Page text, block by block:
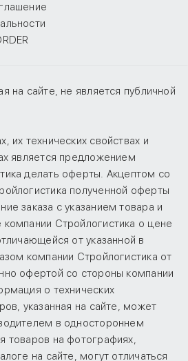
на сайте, не является публичной
их технических свойствах и
является предложением
делать оферты. Акцептом со
полученной оферты
заказа с указанием товара и
Стройлогистика о цене
от указанной в
компании Стройлогистика от
офертой со стороны компании
о технических
указанная на сайте, может
в одностороннем
товаров на фотографиях,
на сайте, могут отличаться